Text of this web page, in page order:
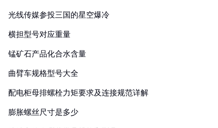
光线传媒参投三国的星空爆冷
横担型号对应重量
锰矿石产品化合水含量
曲臂车规格型号大全
配电柜母排螺栓力矩要求及连接规范详解
膨胀螺丝尺寸是多少